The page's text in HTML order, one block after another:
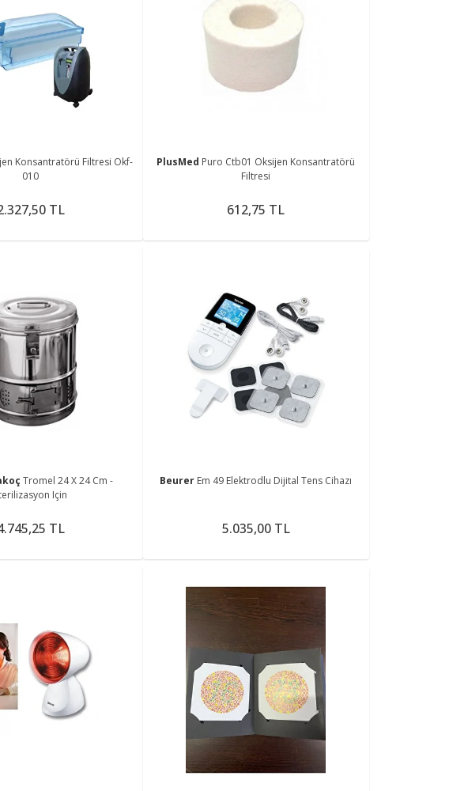
Konsantratörü Filtresi Okf-
010
TL
PlusMed Puro Ctb01 Oksijen Konsantratörü
Filtresi
612,75 TL
Tromel 24 X 24 Cm -
Için
TL
Beurer Em 49 Elektrodlu Dijital Tens Cihazı
5.035,00 TL